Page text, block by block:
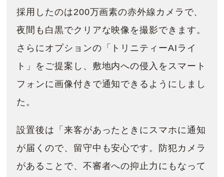
採用したのは200万画素の赤外線カメラで、
夜間も白黒でクリアな映像を撮影できます。
さらにオプションの「トリニティーAIライ
ト」をご提案し、敷地内への侵入をスマート
フォンに画像付きで通知できるようにしまし
た。
設置後は「来客があったときにスマホに通知
が届くので、留守中も安心です。防犯カメラ
があることで、不審者への抑止力にもなって